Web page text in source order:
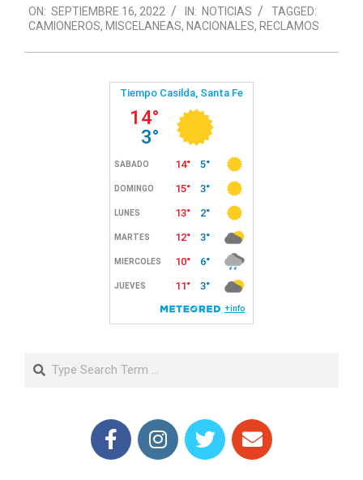
09-
16
ON: SEPTIEMBRE 16, 2022 IN: NOTICIAS
TAGGED:
CAMIONEROS, MISCELANEAS, NACIONALES, RECLAMOS
Search